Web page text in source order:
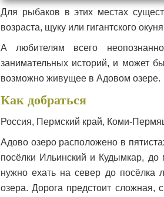
Для рыбаков в этих местах
возраста, щуку или гигантского
А любителям всего
занимательных историй, и может
возможно живущее в Адовом озере.
Как добраться
Россия, Пермский край, Коми-
Адово озеро расположено в
посёлки Ильинский и Кудымкар, до
нужно ехать на север до посёлка
озера. Дорога предстоит сложная,